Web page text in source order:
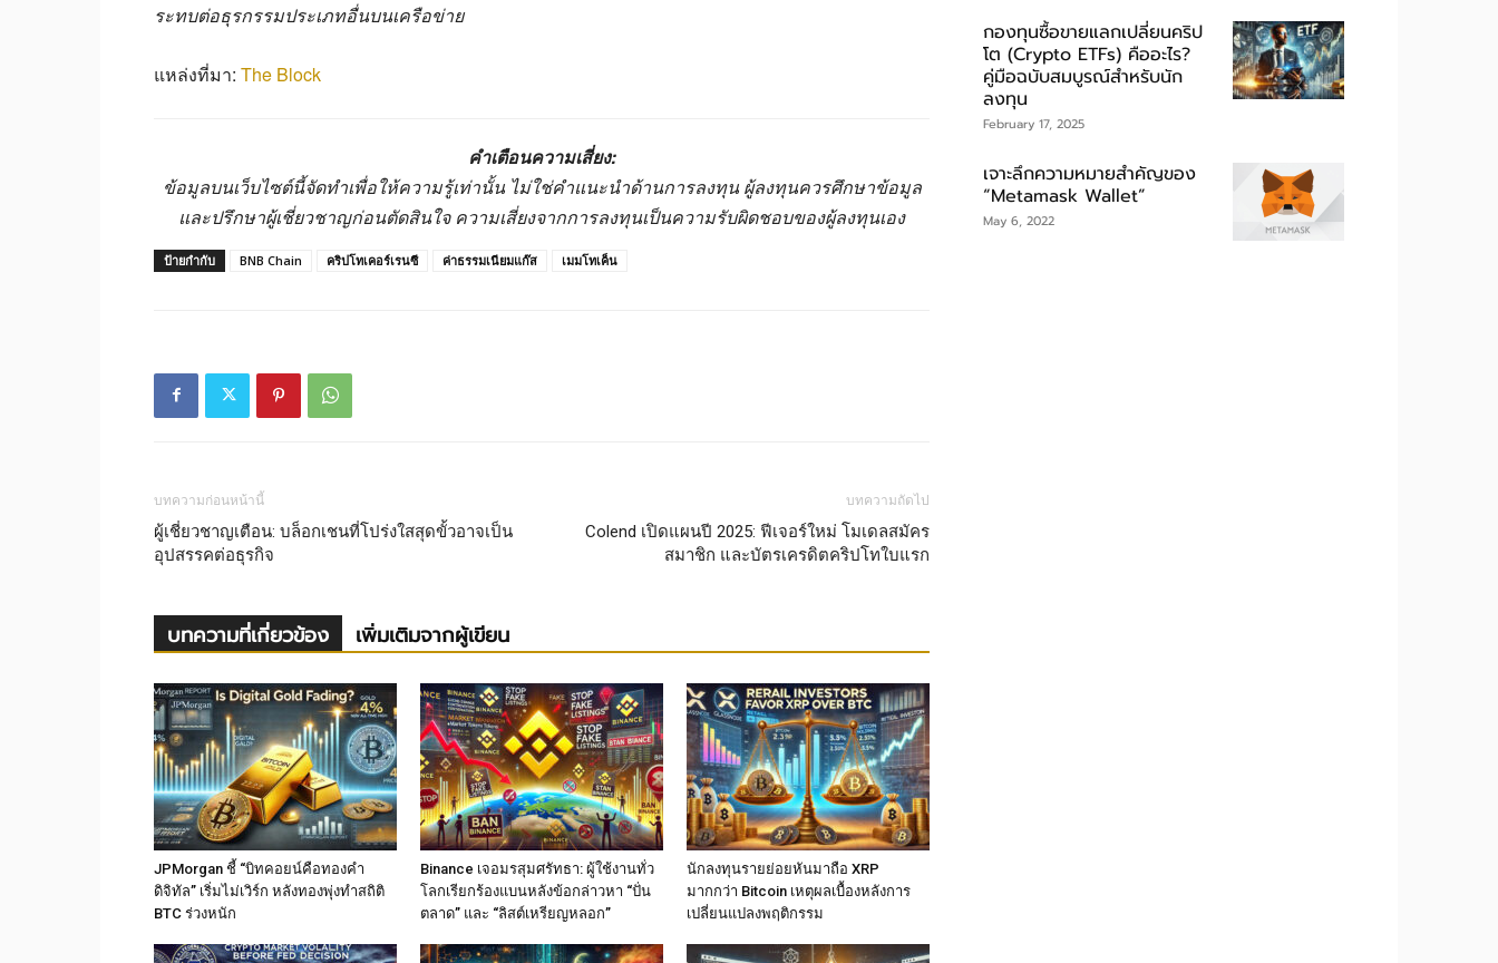
ระทบต่อธุรกรรมประเภทอื่นบนเครือข่าย
แหล่งที่มา: The Block
คำเตือนความเสี่ยง:
ข้อมูลบนเว็บไซต์นี้จัดทำเพื่อให้ความรู้เท่านั้น ไม่ใช่คำแนะนำด้านการลงทุน ผู้ลงทุนควรศึกษาข้อมูล
และปรึกษาผู้เชี่ยวชาญก่อนตัดสินใจ ความเสี่ยงจากการลงทุนเป็นความรับผิดชอบของผู้ลงทุนเอง
ป้ายกำกับ BNB Chain คริปโทเคอร์เรนซี ค่าธรรมเนียมแก๊ส เมมโทเค็น
บทความก่อนหน้านี้
ผู้เชี่ยวชาญเตือน: บล็อกเชนที่โปร่งใสสุดขั้วอาจเป็น
อุปสรรคต่อธุรกิจ
บทความถัดไป
Colend เปิดแผนปี 2025: ฟีเจอร์ใหม่ โมเดลสมัคร
สมาชิก และบัตรเครดิตคริปโทใบแรก
บทความที่เกี่ยวข้อง เพิ่มเติมจากผู้เขียน
JPMorgan ชี้ “บิทคอยน์คือทองคำ
ดิจิทัล” เริ่มไม่เวิร์ก หลังทองพุ่งทำสถิติ
BTC ร่วงหนัก
Binance เจอมรสุมศรัทธา: ผู้ใช้งานทั่ว
โลกเรียกร้องแบนหลังข้อกล่าวหา “ปั่น
ตลาด” และ “ลิสต์เหรียญหลอก”
นักลงทุนรายย่อยหันมาถือ XRP
มากกว่า Bitcoin เหตุผลเบื้องหลังการ
เปลี่ยนแปลงพฤติกรรม
กองทุนซื้อขายแลกเปลี่ยนคริป
โต (Crypto ETFs) คืออะไร?
คู่มือฉบับสมบูรณ์สำหรับนัก
ลงทุน
February 17, 2025
เจาะลึกความหมายสำคัญของ
“Metamask Wallet”
May 6, 2022